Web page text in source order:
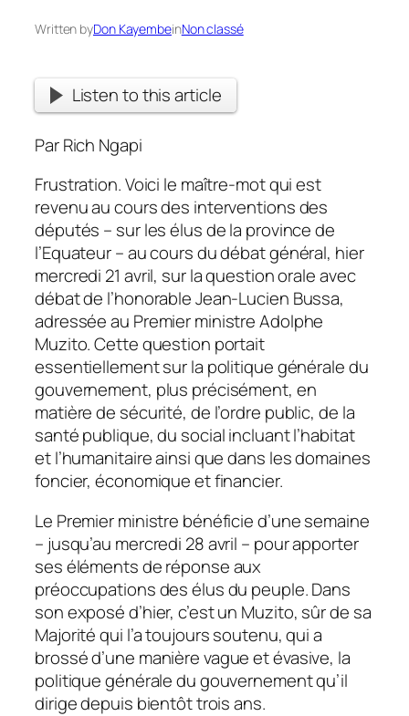
Written byDon KayembeinNon classé
Listen to this article
Par Rich Ngapi
Frustration. Voici le maître-mot qui est
revenu au cours des interventions des
députés – sur les élus de la province de
l’Equateur – au cours du débat général, hier
mercredi 21 avril, sur la question orale avec
débat de l’honorable Jean-Lucien Bussa,
adressée au Premier ministre Adolphe
Muzito. Cette question portait
essentiellement sur la politique générale du
gouvernement, plus précisément, en
matière de sécurité, de l’ordre public, de la
santé publique, du social incluant l’habitat
et l’humanitaire ainsi que dans les domaines
foncier, économique et financier.
Le Premier ministre bénéficie d’une semaine
– jusqu’au mercredi 28 avril – pour apporter
ses éléments de réponse aux
préoccupations des élus du peuple. Dans
son exposé d’hier, c’est un Muzito, sûr de sa
Majorité qui l’a toujours soutenu, qui a
brossé d’une manière vague et évasive, la
politique générale du gouvernement qu’il
dirige depuis bientôt trois ans.